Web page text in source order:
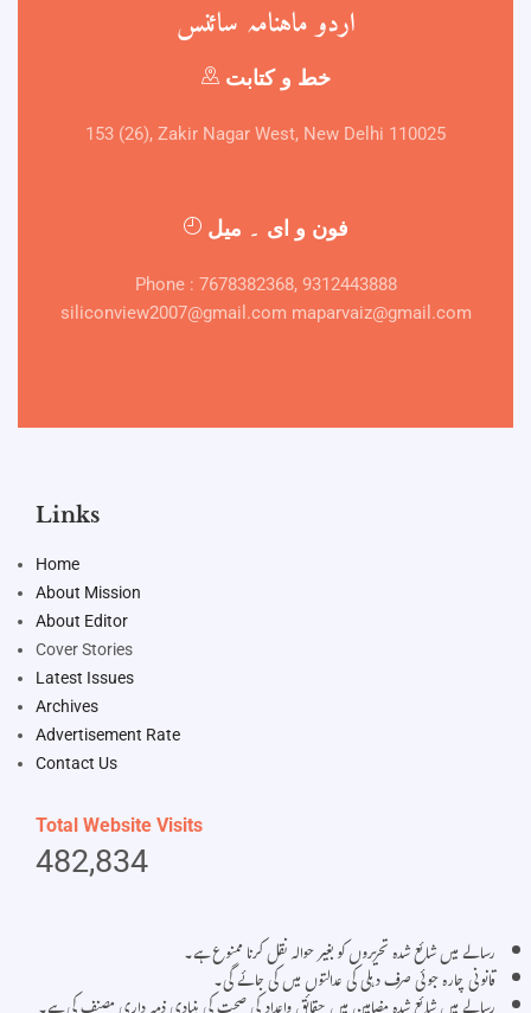
اردو ماہنامہ سائنس
خط و کتابت
153 (26), Zakir Nagar West, New Delhi 110025
فون و ای ۔ میل
Phone : 7678382368, 9312443888
siliconview2007@gmail.com maparvaiz@gmail.com
Links
Home
About Mission
About Editor
Cover Stories
Latest Issues
Archives
Advertisement Rate
Contact Us
Total Website Visits
482,834
رسالے میں شائع شدہ تحریروں کو بغیر حوالہ نقل کرنا ممنوع ہے۔
قانونی چارہ جوئی صرف دہلی کی عدالتوں میں کی جائے گی۔